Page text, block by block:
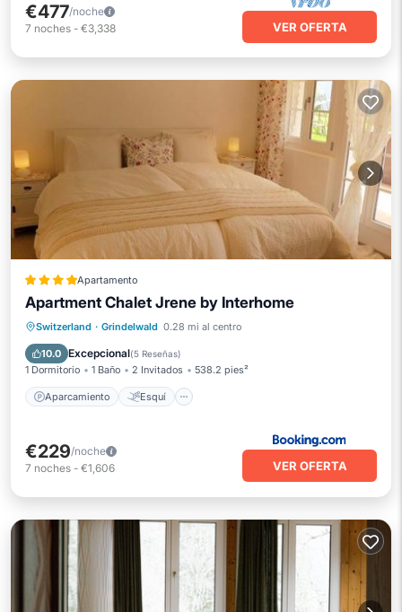
€477/noche
7 noches - €3,338 VER OFERTA
Apartamento
Apartment Chalet Jrene by Interhome
Switzerland · Grindelwald 0.28 mi al centro
10.0 Excepcional(5 Reseñas)
1 Dormitorio 1 Baño 2 Invitados 538.2 pies²
Aparcamiento Esquí
Aparcamiento Esquí
Apto para niños
€229/noche
7 noches - €1,606 VER OFERTA